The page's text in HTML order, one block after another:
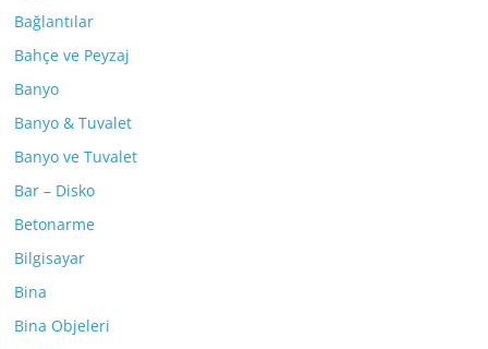
Bağlantılar
Bahçe ve Peyzaj
Banyo
Banyo & Tuvalet
Banyo ve Tuvalet
Bar – Disko
Betonarme
Bilgisayar
Bina
Bina Objeleri